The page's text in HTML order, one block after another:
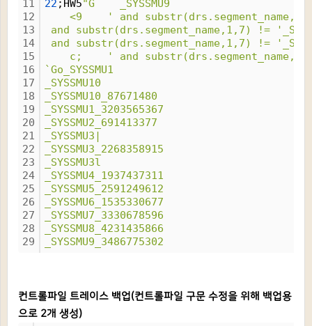
11
12
13
14
15
16
17
18
19
20
21
22
23
24
25
26
27
28
29
22 ;HW5"G    _SYSSMU9
<9    ' and
and substr(drs.segment_name,1,7) !=
and substr(drs.segment_name,1,7) !=
c;    ' and
`Go_SYSSMU1
_SYSSMU10
_SYSSMU10_87671480
_SYSSMU1_3203565367
_SYSSMU2_691413377
_SYSSMU3|
_SYSSMU3_2268358915
_SYSSMU3l
_SYSSMU4_1937437311
_SYSSMU5_2591249612
_SYSSMU6_1535330677
_SYSSMU7_3330678596
_SYSSMU8_4231435866
_SYSSMU9_3486775302
컨트롤파일 트레이스 백업(컨트롤파일 구문 수정을 위해 백업용
으로 2개 생성)